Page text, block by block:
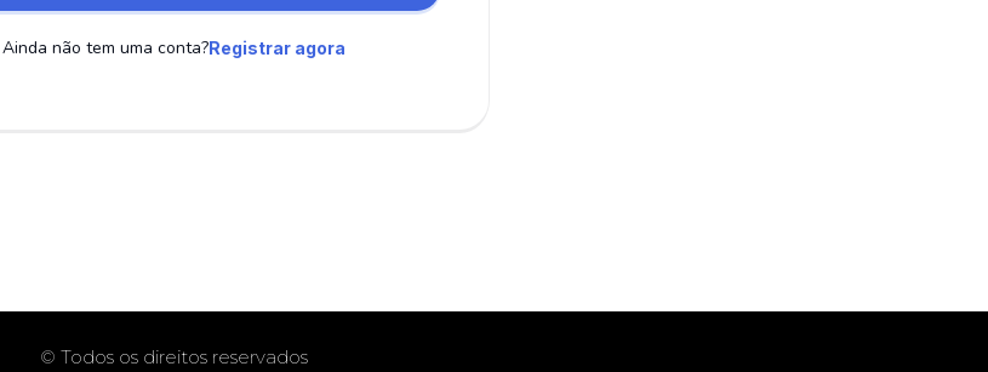
Ainda não tem uma conta?Registrar agora
© Todos os direitos reservados